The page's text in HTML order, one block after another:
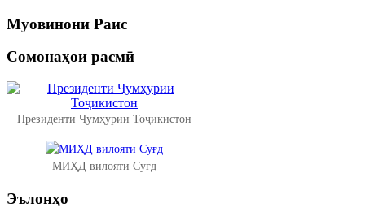
Муовинони Раис
Сомонаҳои расмӣ
Президенти Ҷумҳурии Тоҷикистон
МИҲД вилояти Суғд
Эълонҳо